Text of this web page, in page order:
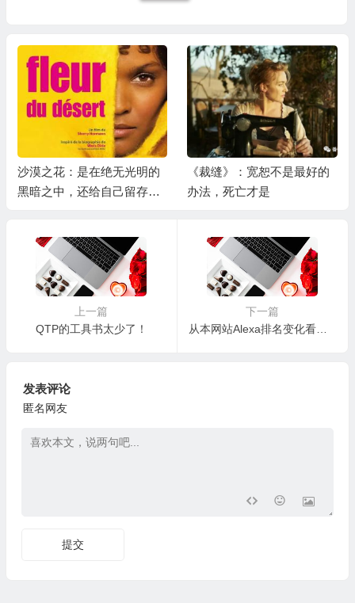
沙漠之花：是在绝无光明的
黑暗之中，还给自己留存希
《裁缝》：宽恕不是最好的
办法，死亡才是
上一篇
QTP的工具书太少了！
下一篇
从本网站Alexa排名变化看国内刷Alexa之普遍
发表评论
匿名网友
提交